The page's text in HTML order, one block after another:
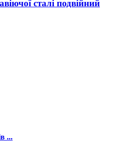
сталі подвійний
...